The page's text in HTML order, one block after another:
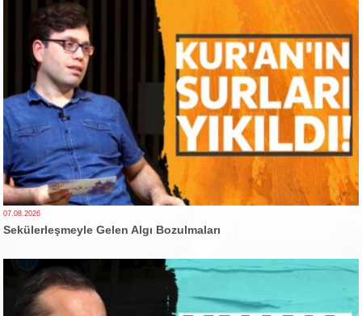
07.08.2026
Sekülerleşmeyle Gelen Algı Bozulmaları